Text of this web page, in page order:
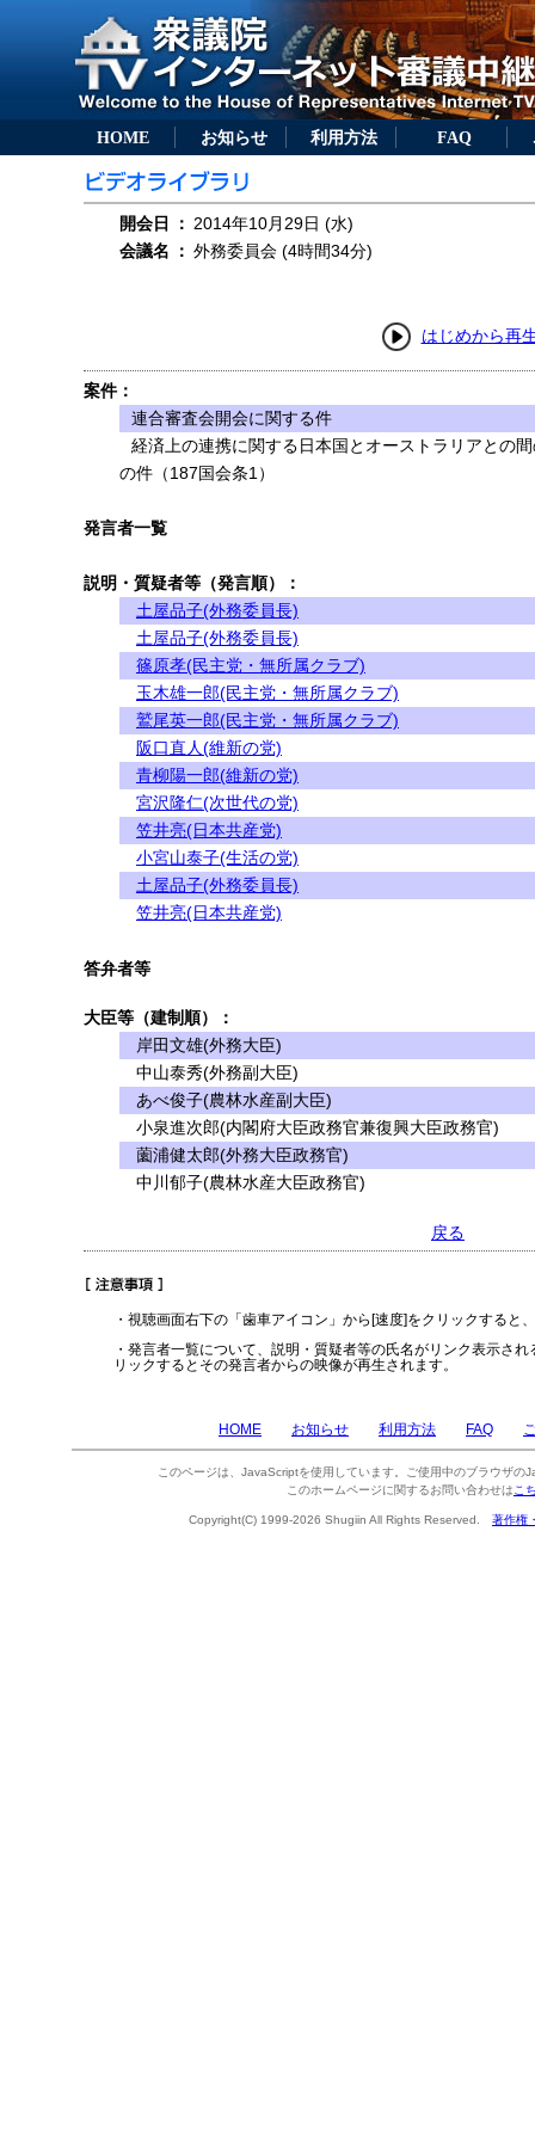
HOME お知らせ 利用方法 FAQ
開会日 ： 2014年10月29日 (水)
会議名
： 外務委員会 (4時間34分)
はじめから再
案件：
連合審査会開会に関する件
経済上の連携に関する日本国とオーストラリアとの
の件（187国会条1）
発言者一覧
説明・質疑者等（発言順）：
土屋品子(外務委員長)
土屋品子(外務委員長)
篠原孝(民主党・無所属クラブ)
玉木雄一郎(民主党・無所属クラブ)
鷲尾英一郎(民主党・無所属クラブ)
阪口直人(維新の党)
青柳陽一郎(維新の党)
宮沢隆仁(次世代の党)
笠井亮(日本共産党)
小宮山泰子(生活の党)
土屋品子(外務委員長)
笠井亮(日本共産党)
答弁者等
大臣等（建制順）：
岸田文雄(外務大臣)
中山泰秀(外務副大臣)
あべ俊子(農林水産副大臣)
小泉進次郎(内閣府大臣政務官兼復興大臣政務官)
薗浦健太郎(外務大臣政務官)
中川郁子(農林水産大臣政務官)
戻る
・視聴画面右下の「歯車アイコン」から[速度]をクリックすると
・発言者一覧について、説明・質疑者等の氏名がリンク表示さ
リックするとその発言者からの映像が再生されます。
HOME お知らせ 利用方法 FAQ
このページは、JavaScriptを使用しています。ご使用中のブラウザの
このホームページに関するお問い合わせは こ
Copyright(C) 1999-2026 Shugiin All Rights Reserved. 著作権